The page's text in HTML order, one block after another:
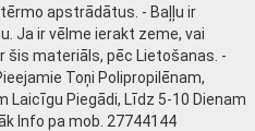
apstrādātus. - Baļļu ir
Ja ir vēlme ierakt zeme, vai
šis materiāls, pēc Lietošanas. -
Toņi Polipropilēnam,
Laicīgu Piegādi, Līdz 5-10 Dienam
Info pa mob. 27744144